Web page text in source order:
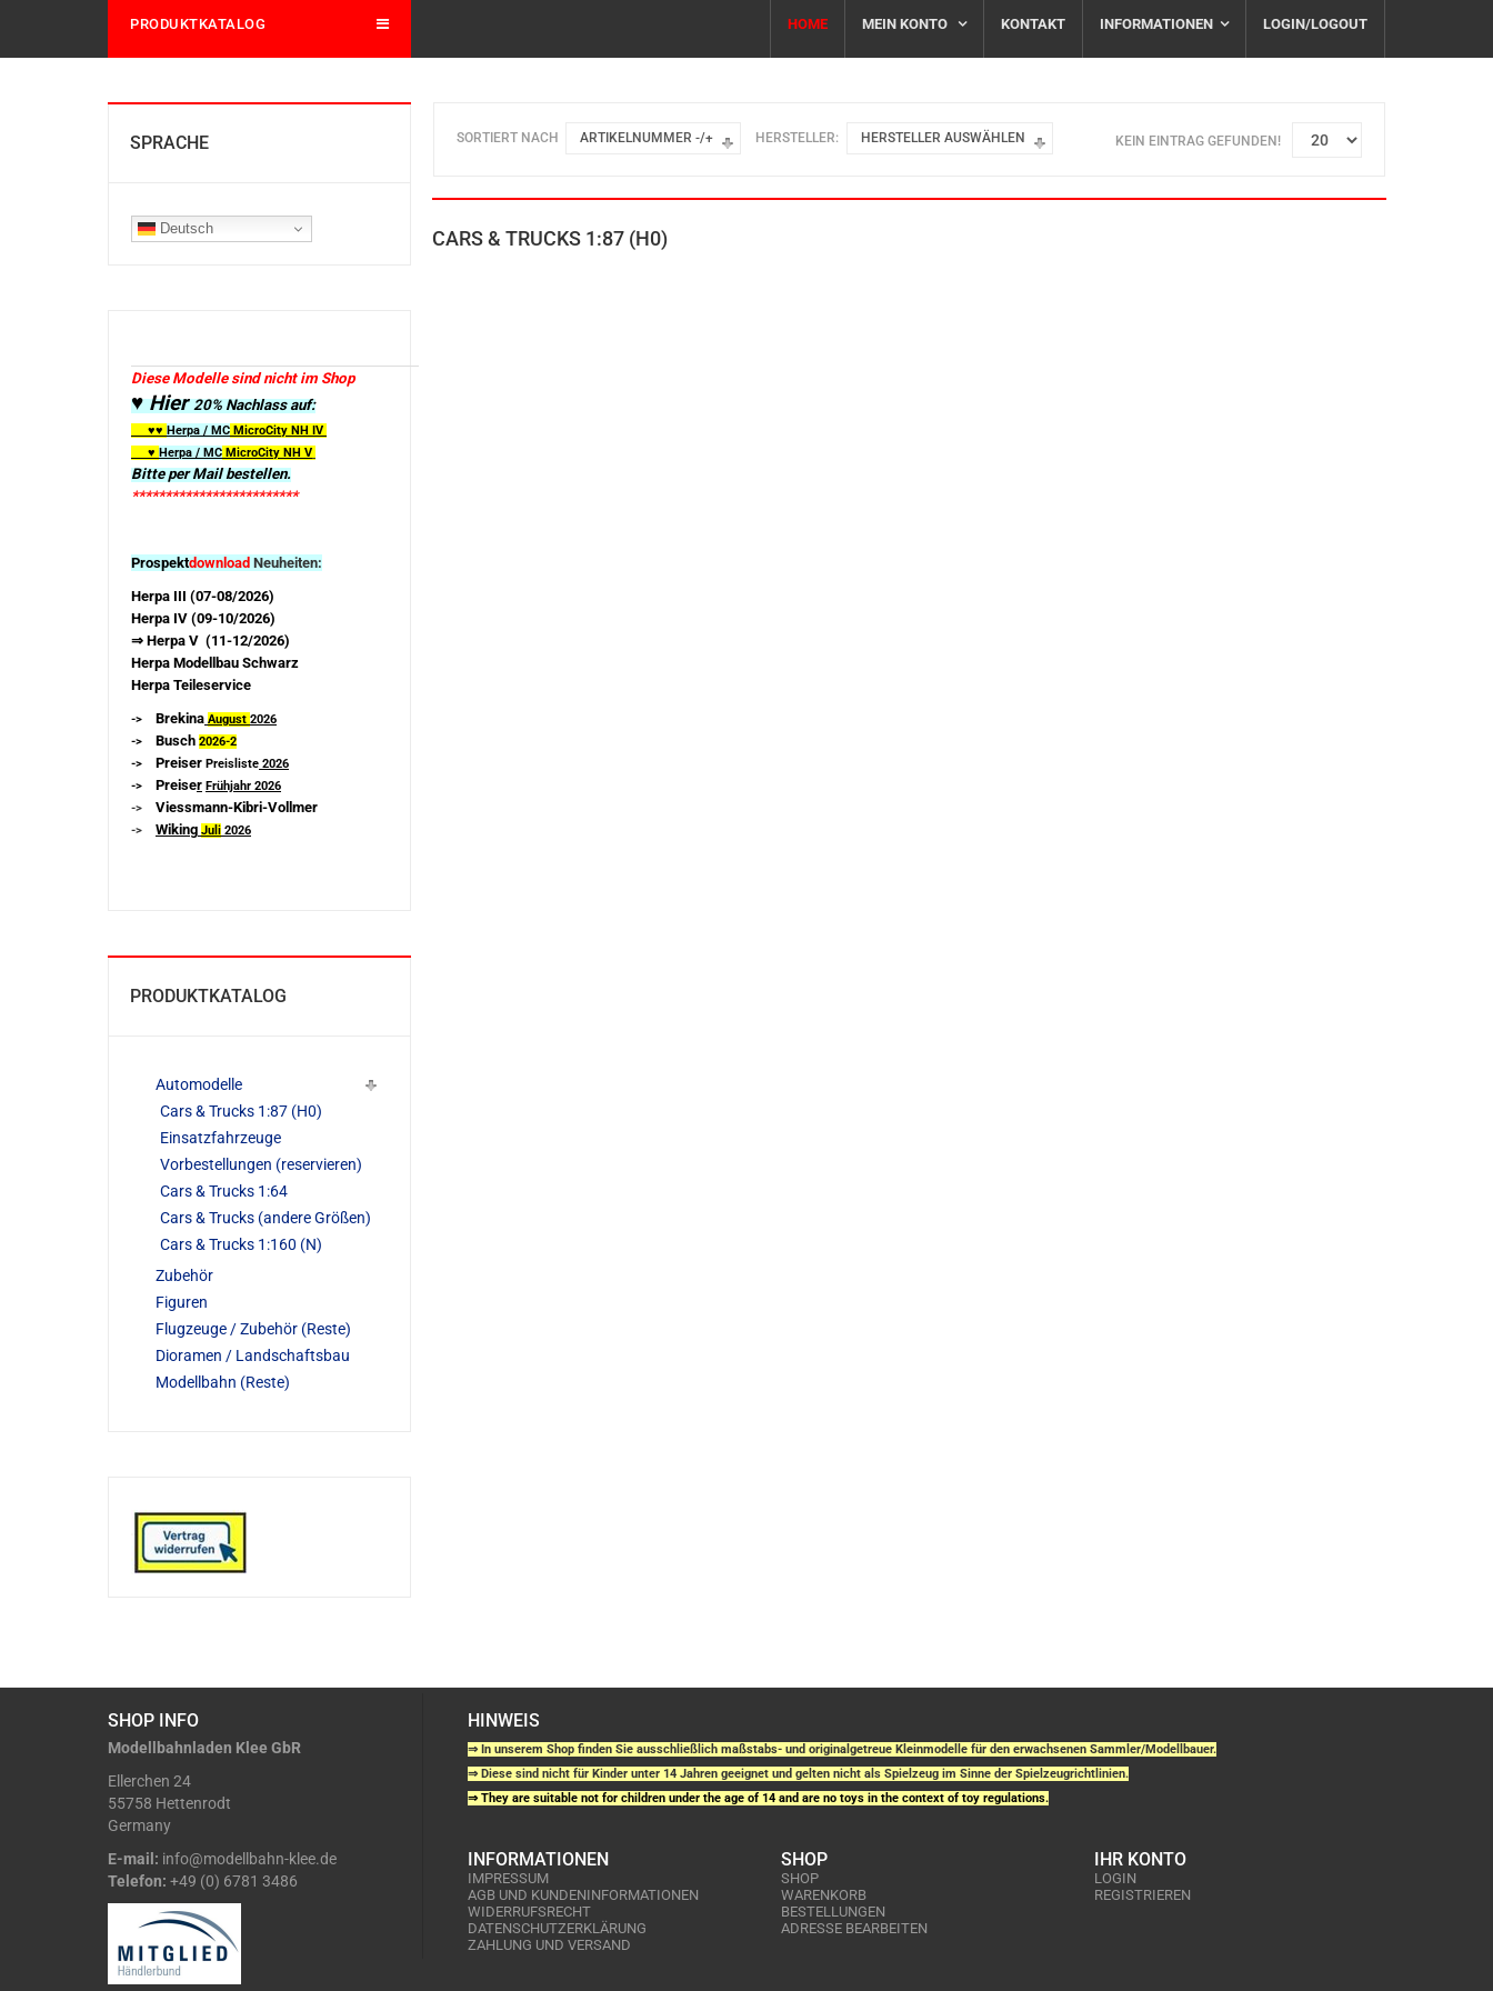
PRODUKTKATALOG HOME MEIN KONTO KONTAKT INFORMATIONEN LOGIN/LOGOUT
SORTIERT NACH ARTIKELNUMMER -/+ HERSTELLER: HERSTELLER AUSWÄHLEN KEIN EINTRAG GEFUNDEN!
CARS & TRUCKS 1:87 (H0)
SPRACHE
Deutsch
Diese Modelle sind nicht im Shop
♥ Hier20% Nachlass auf:
♥♥ Herpa / MC MicroCity NH IV
♥ Herpa / MC MicroCity NH V
Bitte per Mail bestellen.
*************************
Prospektdownload Neuheiten:
Herpa III (07-08/2026)
Herpa IV (09-10/2026)
⇒ Herpa V (11-12/2026)
Herpa Modellbau Schwarz
Herpa Teileservice
-> Brekina August 2026
-> Busch 2026-2
-> Preiser Preisliste 2026
-> Preiser Frühjahr 2026
-> Viessmann-Kibri-Vollmer
-> Wiking Juli 2026
PRODUKTKATALOG
Automodelle
Cars & Trucks 1:87 (H0)
Einsatzfahrzeuge
Vorbestellungen (reservieren)
Cars & Trucks 1:64
Cars & Trucks (andere Größen)
Cars & Trucks 1:160 (N)
Zubehör
Figuren
Flugzeuge / Zubehör (Reste)
Dioramen / Landschaftsbau
Modellbahn (Reste)
SHOP INFO
Modellbahnladen Klee GbR
Ellerchen 24
55758 Hettenrodt
Germany
E-mail: info@modellbahn-klee.de
Telefon: +49 (0) 6781 3486
HINWEIS
⇒ In unserem Shop finden Sie ausschließlich maßstabs- und originalgetreue Kleinmodelle für den erwachsenen Sammler/Modellbauer.
⇒ Diese sind nicht für Kinder unter 14 Jahren geeignet und gelten nicht als Spielzeug im Sinne der Spielzeugrichtlinien.
⇒ They are suitable not for children under the age of 14 and are no toys in the context of toy regulations.
INFORMATIONEN
IMPRESSUM
AGB UND KUNDENINFORMATIONEN
WIDERRUFSRECHT
DATENSCHUTZERKLÄRUNG
ZAHLUNG UND VERSAND
SHOP
SHOP
WARENKORB
BESTELLUNGEN
ADRESSE BEARBEITEN
IHR KONTO
LOGIN
REGISTRIEREN